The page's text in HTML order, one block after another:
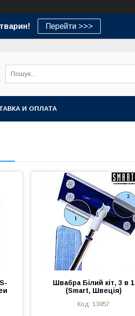
Перейти >>>
И ОПЛАТА
Швабра Білий кіт, 3 в 1
(Smart, Швеція)
13857